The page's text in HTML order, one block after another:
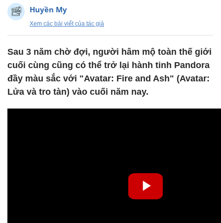
Huyền My
Xem các bài viết của tác giả
Sau 3 năm chờ đợi, người hâm mộ toàn thế giới
cuối cùng cũng có thể trở lại hành tinh Pandora
đầy màu sắc với "Avatar: Fire and Ash" (Avatar:
Lửa và tro tàn) vào cuối năm nay.